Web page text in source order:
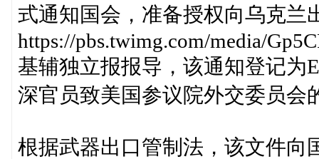
式通知国会，准备授权向乌克兰
https://pbs.twimg.com/media/
基辅独立报报导，该通知登记为
深官员致美国参议院外交委员会
根据武器出口管制法，该文件向